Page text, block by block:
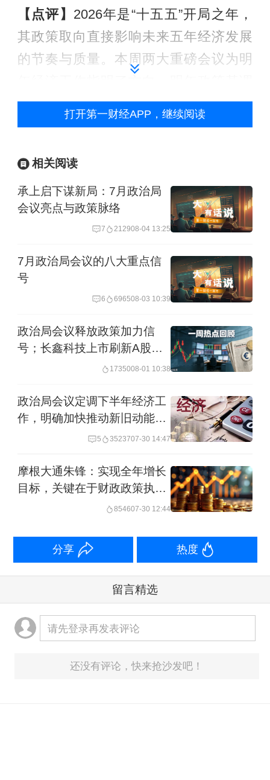
【点评】 2026年是“十五五”开局之年，
其政策取向直接影响未来五年经济发展
的节奏与质量。本周两大重磅会议为明
将更为积极，重点解决经济运行中的结
构性矛盾，通过更加精准有效的政策组
说，会议提出实施更加积极的财政政
策，意味着必要的财政赤字、债务总规
模和支出总量；适度宽松的宽松政策，
预计明年存款利率和政策利率将进一步
下降，可能实施降准降息一至两次；“稳
中求进、提质增效”“提升宏观经济治理效
能”“加大逆周期和跨周期调节力度”等表
述，显示宏观政策积极发力的同时，更
加注重中长期增长的质量和效益。
国家统计局10日发布的数据显示，随着
扩内需政策持续落地见效，居民消费持
续恢复，11月居民消费价格指数
（CPI）同比上涨0.7%，为2024年3月份
以来最高，核心CPI同比涨幅连续3个月
保持在1%以上。
要因素。11月食品价格由上月下降2.9%
转为上涨0.2%，对CPI同比的影响由上
月下拉0.54个百分点转为上拉0.04个百
分点。其中，鲜菜价格由上月同比下降
打开第一财经APP，继续阅读
相关阅读
承上启下谋新局：7月政治局
会议亮点与政策脉络
7 212908-04 13:25
7月政治局会议的八大重点信
号
6 696508-03 10:39
政治局会议释放政策加力信
号；长鑫科技上市刷新A股纪
录｜一周热点回顾 1735008-01 10:38
政治局会议定调下半年经济工
作，明确加快推动新旧动能转
5 3523707-30 14:47
摩根大通朱锋：实现全年增长
目标，关键在于财政政策执行
854607-30 12:44
分享 热度
留言精选
请先登录再发表评论
还没有评论，快来抢沙发吧！